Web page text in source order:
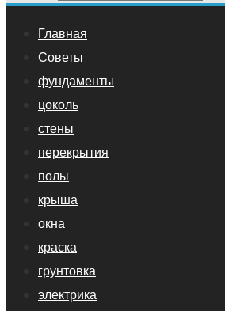
Главная
Советы
фундаменты
цоколь
стены
перекрытия
полы
крыша
окна
краска
грунтовка
электрика